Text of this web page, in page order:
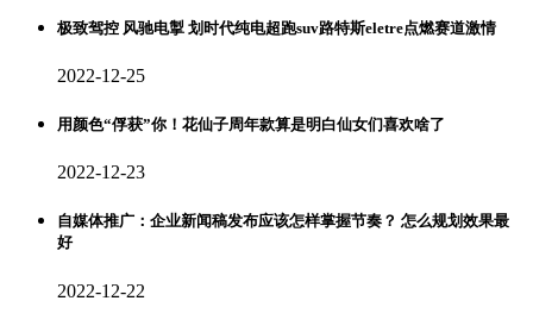
极致驾控 风驰电掣 划时代纯电超跑suv路特斯eletre点燃赛道激情
2022-12-25
用颜色“俘获”你！花仙子周年款算是明白仙女们喜欢啥了
2022-12-23
自媒体推广：企业新闻稿发布应该怎样掌握节奏？ 怎么规划效果最
好
2022-12-22